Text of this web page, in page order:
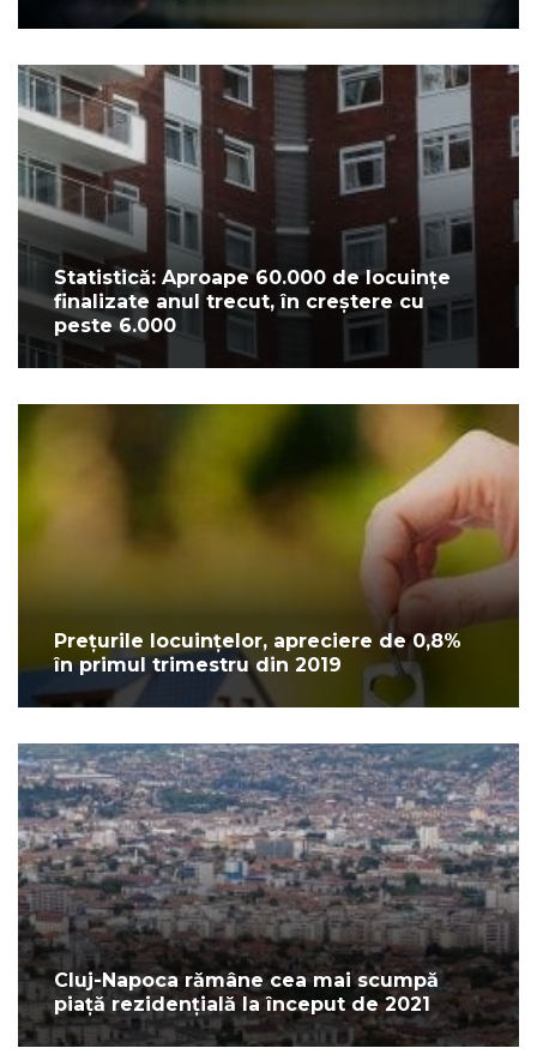
Statistică: Aproape 60.000 de locuințe
finalizate anul trecut, în creștere cu
peste 6.000
Prețurile locuințelor, apreciere de 0,8%
în primul trimestru din 2019
Cluj-Napoca rămâne cea mai scumpă
piață rezidențială la început de 2021